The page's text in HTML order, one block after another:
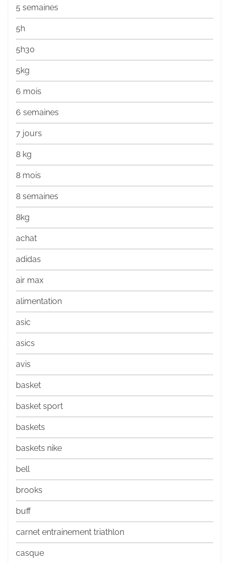
5 semaines
5h
5h30
5kg
6 mois
6 semaines
7 jours
8 kg
8 mois
8 semaines
8kg
achat
adidas
air max
alimentation
asic
asics
avis
basket
basket sport
baskets
baskets nike
bell
brooks
buff
carnet entrainement triathlon
casque